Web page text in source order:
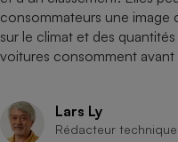
consommateurs une image
sur le climat et des
voitures consomment
Lars Ly
Rédacteur technique